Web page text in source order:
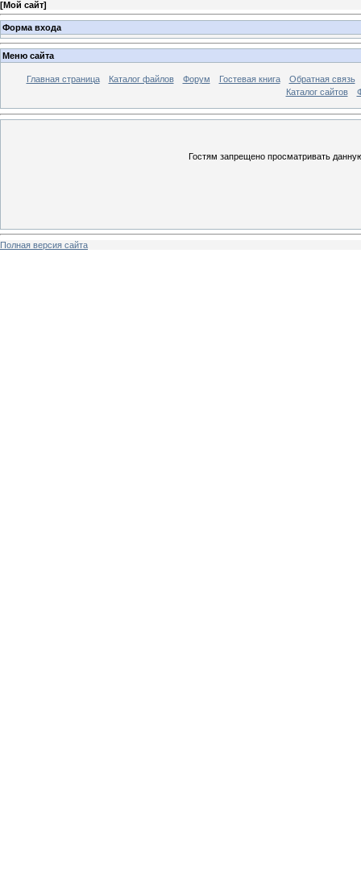
[Мой сайт]
Форма входа
Меню сайта
Главная страница Каталог файлов Форум Гостевая книга
Обратная связь
Каталог сайтов
Гостям запрещено просматривать
Полная версия сайта